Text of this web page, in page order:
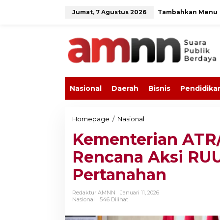
Jumat, 7 Agustus 2026 Tambahkan Menu
Nasional Daerah Bisnis
Homepage / Nasional
m
e
e
r
A
Kementerian
Rencana Aksi
Pertanahan
Redaktur AMNN
Januari 11, 2026
Nasional
546 Dilihat